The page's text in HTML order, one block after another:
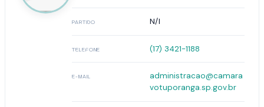
PARTIDO N/I
TELEFONE (17) 3421-1188
E-MAIL
administracao@camara
votuporanga.sp.gov.br